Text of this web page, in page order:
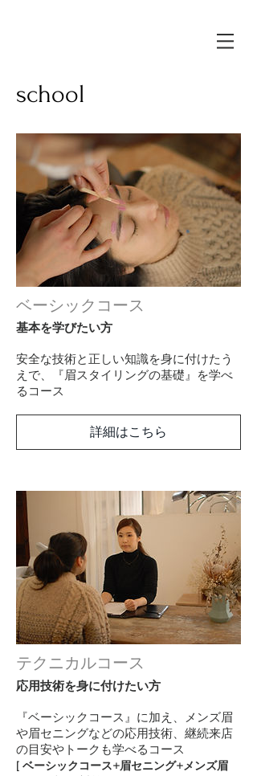
school
ベーシックコース
基本を学びたい方
安全な技術と正しい知識を身に付けたう
えで、『眉スタイリングの基礎』を学べ
るコース
詳細はこちら
テクニカルコース
応用技術を身に付けたい方
『ベーシックコース』に加え、メンズ眉
や眉セニングなどの応用技術、継続来店
の目安やトークも学べるコース
[ ベーシックコース+眉セニング+メンズ眉